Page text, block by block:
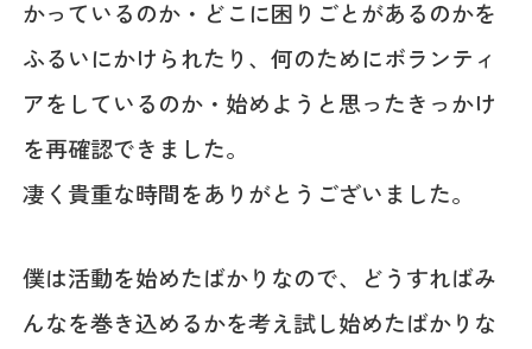
かっているのか・どこに困りごとがあるのかを
ふるいにかけられたり、何のためにボランティ
アをしているのか・始めようと思ったきっかけ
を再確認できました。
凄く貴重な時間をありがとうございました。
僕は活動を始めたばかりなので、どうすればみ
んなを巻き込めるかを考え試し始めたばかりな